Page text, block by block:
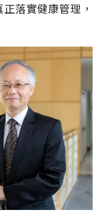
落實健康管理，